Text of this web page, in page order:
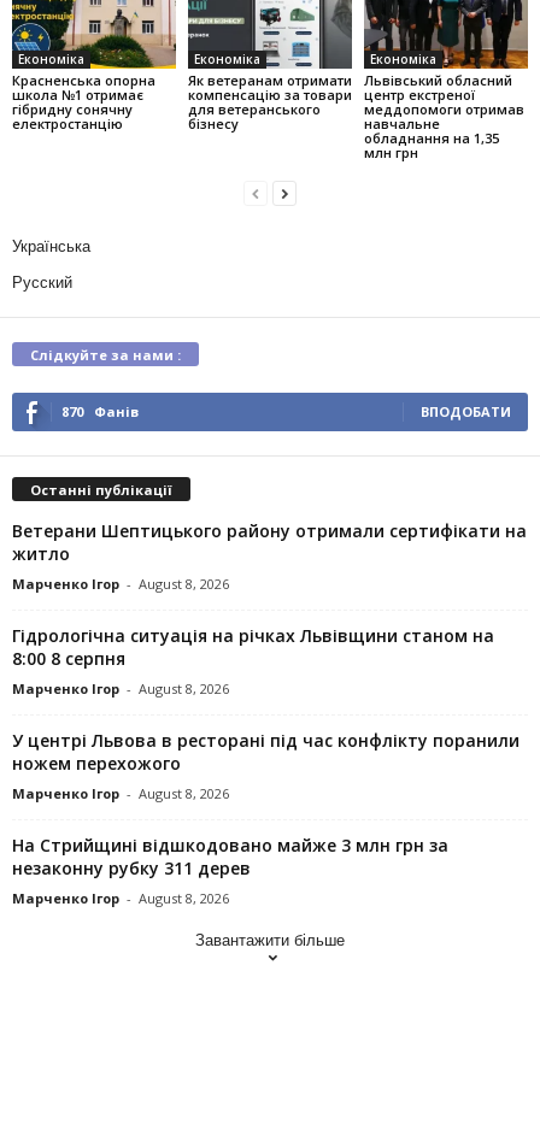
Економіка
Красненська опорна
школа №1 отримає
гібридну сонячну
електростанцію
Економіка
Як ветеранам отримати
компенсацію за товари
для ветеранського
бізнесу
Економіка
Львівський обласний
центр екстреної
меддопомоги отримав
навчальне
обладнання на 1,35
млн грн
Українська
Русский
Слідкуйте за нами :
870 Фанів ВПОДОБАТИ
Останні публікації
Ветерани Шептицького району отримали сертифікати на
житло
Марченко Ігор - August 8, 2026
Гідрологічна ситуація на річках Львівщини станом на
8:00 8 серпня
Марченко Ігор - August 8, 2026
У центрі Львова в ресторані під час конфлікту поранили
ножем перехожого
Марченко Ігор - August 8, 2026
На Стрийщині відшкодовано майже 3 млн грн за
незаконну рубку 311 дерев
Марченко Ігор - August 8, 2026
Завантажити більше